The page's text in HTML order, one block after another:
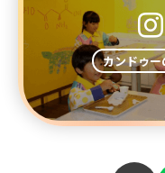
カンドゥー